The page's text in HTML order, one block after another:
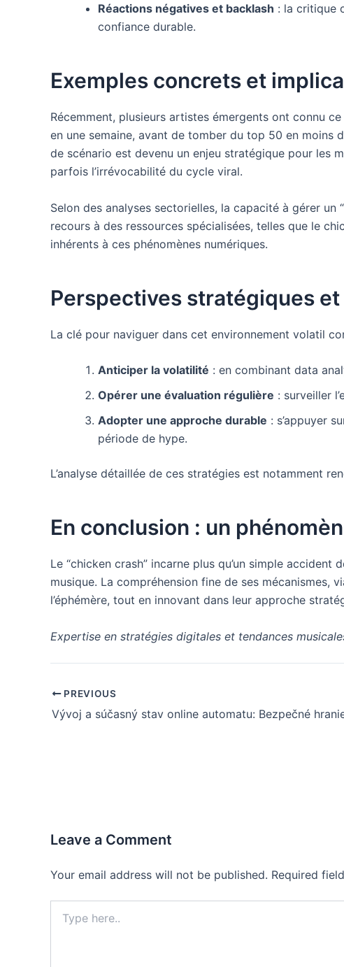
Réactions négatives et backlash : la critique
confiance durable.
Exemples concrets et
Récemment, plusieurs artistes émergents ont connu
en une semaine, avant de tomber du top 50 en moins
de scénario est devenu un enjeu stratégique pour les
parfois l’irrévocabilité du cycle viral.
Selon des analyses sectorielles, la capacité à gérer
recours à des ressources spécialisées, telles que le
inhérents à ces phénomènes numériques.
Perspectives stratégiques
La clé pour naviguer dans cet environnement volatil
Anticiper la volatilité : en combinant data
Opérer une évaluation régulière : surveiller
Adopter une approche durable : s’appuyer
période de hype.
L’analyse détaillée de ces stratégies est notamment
En conclusion : un
Le “chicken crash” incarne plus qu’un simple
musique. La compréhension fine de ses mécanismes,
l’éphémère, tout en innovant dans leur approche
Expertise en stratégies digitales et tendances
PREVIOUS
Leave a Comment
Your email address will not be published. Required
here..